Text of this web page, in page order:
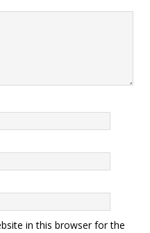
in this browser for the